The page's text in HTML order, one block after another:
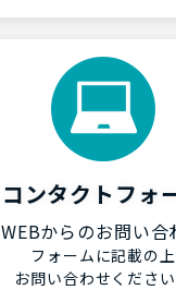
コンタクトフォ
WEBからのお問い合
フォームに記載の上
お問い合わせください